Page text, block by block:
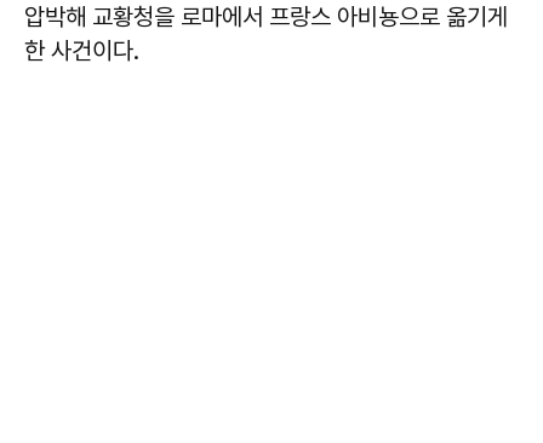
압박해 교황청을 로마에서 프랑스 아비뇽으로 옮기게
한 사건이다.